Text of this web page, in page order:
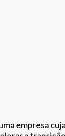
empresa